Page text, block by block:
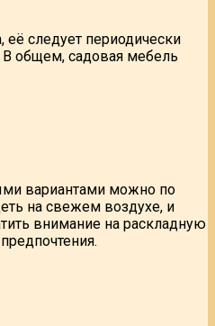
её следует периодически
общем, садовая мебель
вариантами можно по
на свежем воздухе, и
внимание на раскладную